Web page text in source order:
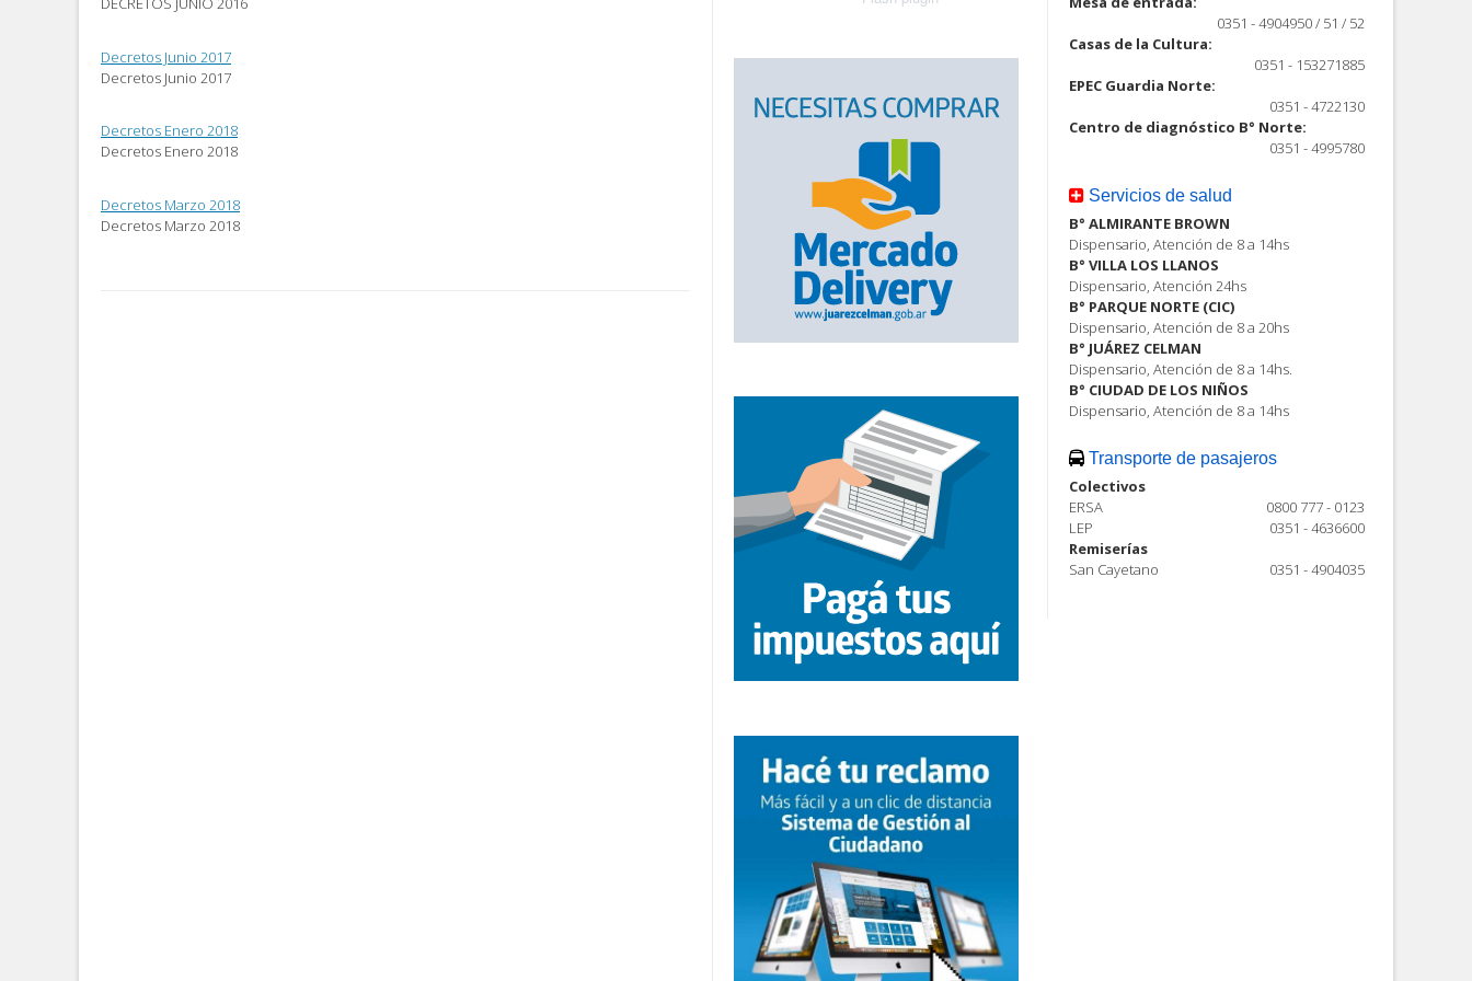
abre
ventana
nueva)
nueva)nueva)
Decretos Junio 2017
Decretos Junio 2017
Decretos Enero 2018
Decretos Enero 2018
Decretos Marzo 2018
Decretos Marzo 2018
0351 - 4904950 / 51 / 52
Casas de la Cultura:
0351 - 153271885
EPEC Guardia Norte:
0351 - 4722130
Centro de diagnóstico B° Norte:
0351 - 4995780
Servicios de salud
B° ALMIRANTE BROWN
Dispensario, Atención de 8 a 14hs
B° VILLA LOS LLANOS
Dispensario, Atención 24hs
B° PARQUE NORTE (CIC)
Dispensario, Atención de 8 a 20hs
B° JUÁREZ CELMAN
Dispensario, Atención de 8 a 14hs.
B° CIUDAD DE LOS NIÑOS
Dispensario, Atención de 8 a 14hs
Transporte de pasajeros
Colectivos
ERSA
0800 777 - 0123
LEP
0351 - 4636600
Remiserías
San Cayetano
0351 - 4904035